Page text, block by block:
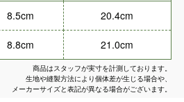
8.5cm 20.4cm
8.8cm 21.0cm
商品はスタッフが実寸を計測しております。
生地や縫製方法により個体差が生じる場合や、
メーカーサイズと表記が異なる場合がございます。